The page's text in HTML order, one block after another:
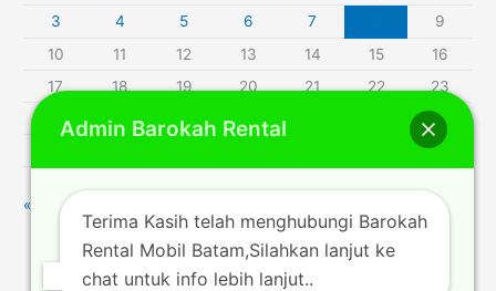
3
4 5 6 7
9
10
11 12 13 14 15
16
17
18 19 20 21 22
23
24
25 26
30
« Jul
Admin Barokah Rental
Terima Kasih telah menghubungi Barokah
Rental Mobil Batam,Silahkan lanjut ke
chat untuk info lebih lanjut..